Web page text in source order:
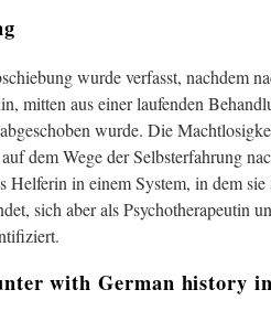
wurde verfasst, nachdem
mitten aus einer laufenden
wurde. Die
dem Wege der Selbsterfahrung
Helferin in einem System, in dem
sich aber als Psychotherapeutin
with German history